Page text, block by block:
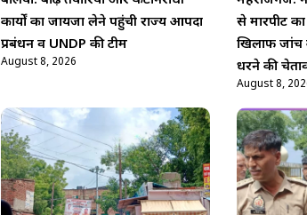
कार्यों का जायजा लेने पहुंची राज्य आपदा
प्रबंधन व UNDP की टीम
August 8, 2026
से मारपीट
खिलाफ जांच
धरने की
August 8,